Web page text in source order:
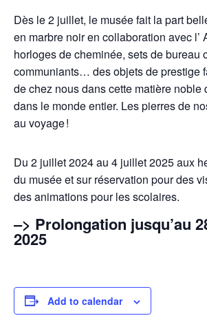
Dès le 2 juillet, le musée fait la part
en marbre noir en collaboration avec l’
horloges de cheminée, sets de bureau
communiants… des objets de prestige
de chez nous dans cette matière noble
dans le monde entier. Les pierres de
au voyage !
Du 2 juillet 2024 au 4 juillet 2025 aux
du musée et sur réservation pour des
des animations pour les scolaires.
–> Prolongation jusqu’au
2025
Add to calendar